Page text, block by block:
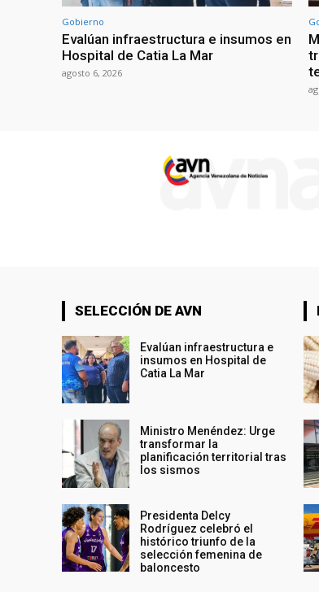
Gobierno
Evalúan infraestructura e insumos en
Hospital de Catia La Mar
agosto 6, 2026
SELECCIÓN DE AVN
Evalúan infraestructura e
insumos en Hospital de
Catia La Mar
Ministro Menéndez: Urge
transformar la
planificación territorial tras
los sismos
Presidenta Delcy
Rodríguez celebró el
histórico triunfo de la
selección femenina de
baloncesto